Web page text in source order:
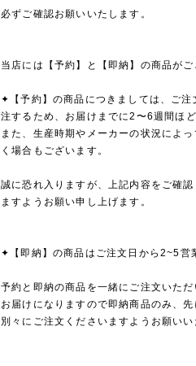
必ずご確認お願いいたします。
当店には【予約】と【即納】の商品がご
✦【予約】の商品につきましては、ご
注するため、お届けまでに2〜6週間ほ
また、生産時期やメーカーの状況によ
く場合もございます。
誠に恐れ入りますが、上記内容をご確
ますようお願い申し上げます。
✦【即納】の商品はご注文日から2~5営
予約と即納の商品を一緒にご注文いた
お届けになりますので即納商品のみ、
別々にご注文くださいますようお願いい